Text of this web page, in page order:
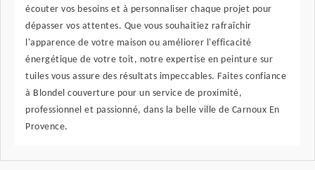
écouter vos besoins et à personnaliser chaque projet pour
dépasser vos attentes. Que vous souhaitiez rafraîchir
l'apparence de votre maison ou améliorer l'efficacité
énergétique de votre toit, notre expertise en peinture sur
tuiles vous assure des résultats impeccables. Faites confiance
à Blondel couverture pour un service de proximité,
professionnel et passionné, dans la belle ville de Carnoux En
Provence.